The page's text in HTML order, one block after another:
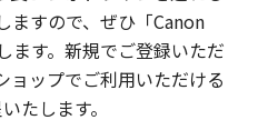
ますので、ぜひ「Canon
ます。新規でご登録いただ
ョップでご利用いただける
たします。